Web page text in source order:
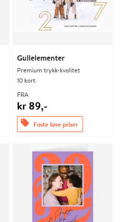
Gullelementer
Premium trykk-kvalitet
10 kort
FRA
kr 89,-
offers Faste lave priser